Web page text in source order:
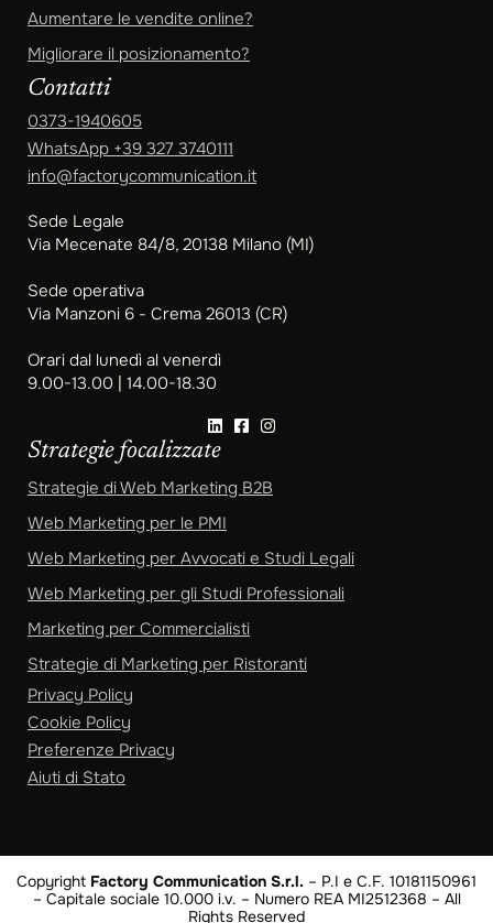
Aumentare le vendite online?
Migliorare il posizionamento?
Contatti
0373-1940605
WhatsApp +39 327 3740111
info@factorycommunication.it
Sede Legale
Via Mecenate 84/8, 20138 Milano (MI)
Sede operativa
Via Manzoni 6 - Crema 26013 (CR)
Orari dal lunedì al venerdì
9.00-13.00 | 14.00-18.30
Strategie focalizzate
Strategie di Web Marketing B2B
Web Marketing per le PMI
Web Marketing per Avvocati e Studi Legali
Web Marketing per gli Studi Professionali
Marketing per Commercialisti
Strategie di Marketing per Ristoranti
Privacy Policy
Cookie Policy
Preferenze Privacy
Aiuti di Stato
Copyright Factory Communication S.r.l. – P.I e C.F. 10181150961
– Capitale sociale 10.000 i.v. – Numero REA MI2512368 – All
Rights Reserved